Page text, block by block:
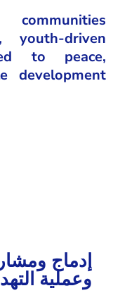
youth-driven
to peace,
development
إدماج
وعملية